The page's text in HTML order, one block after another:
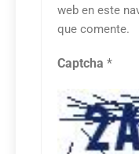
web en este
que comente.
Captcha *